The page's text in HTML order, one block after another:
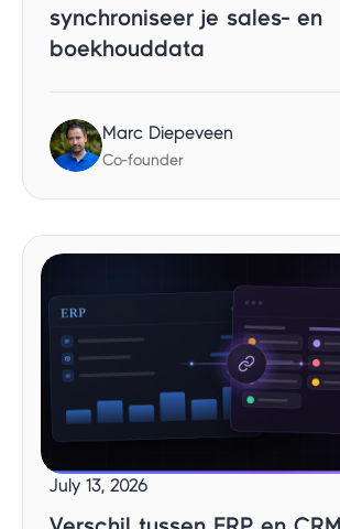
synchroniseer je sales- en
boekhouddata
Marc Diepeveen
Co-founder
July 13, 2026